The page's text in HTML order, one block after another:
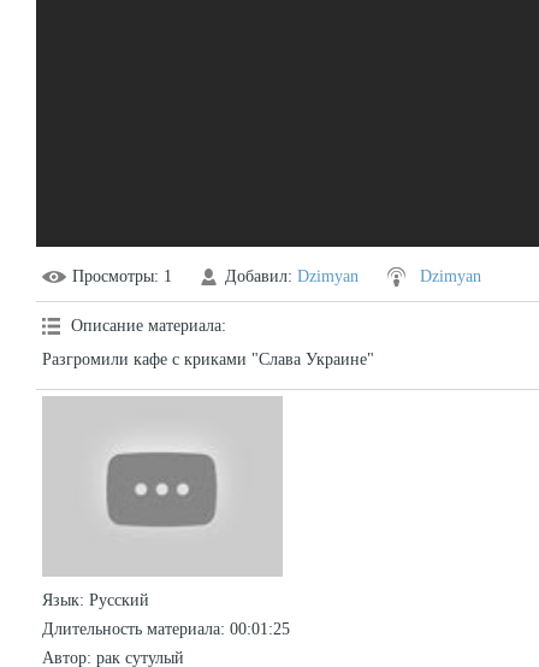
Просмотры: 1 Добавил: Dzimyan Dzimyan
Описание материала:
Разгромили кафе с криками "Слава Украине"
Язык: Русский
Длительность материала: 00:01:25
Автор: рак сутулый